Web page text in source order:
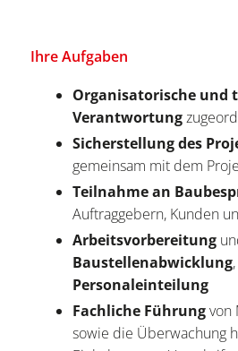
Ihre Aufgaben
Organisatorische und
Verantwortung
Sicherstellung des
gemeinsam mit dem
Teilnahme an
Auftraggebern, Kunden
Arbeitsvorbereitung
Baustellenabwicklung
Personaleinteilung
Fachliche Führungvon
sowie die Überwachung